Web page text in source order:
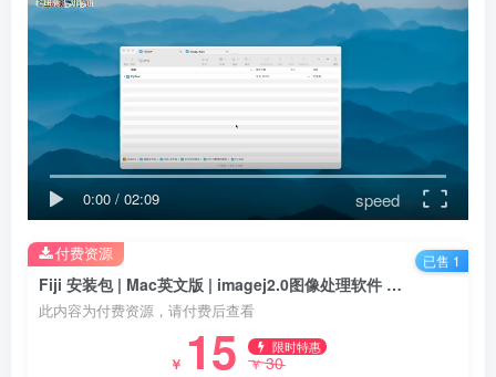
0:00 / 02:09 speed
Fiji 安装包 | Mac英文版 | imagej2.0图像处理软件 | 下载链接+安装教程
此内容为付费资源，请付费后查看
￥ 15 限时特惠
￥30
付费资源 已售 1